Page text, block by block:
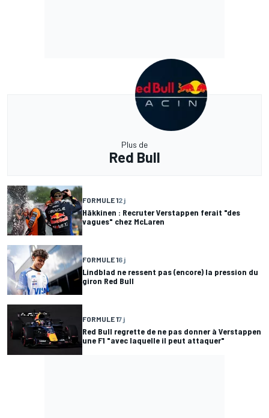
Plus de
Red Bull
FORMULE 12 j
Häkkinen : Recruter Verstappen ferait "des
vagues" chez McLaren
FORMULE 16 j
Lindblad ne ressent pas (encore) la pression du
giron Red Bull
FORMULE 17 j
Red Bull regrette de ne pas donner à Verstappen
une F1 "avec laquelle il peut attaquer"